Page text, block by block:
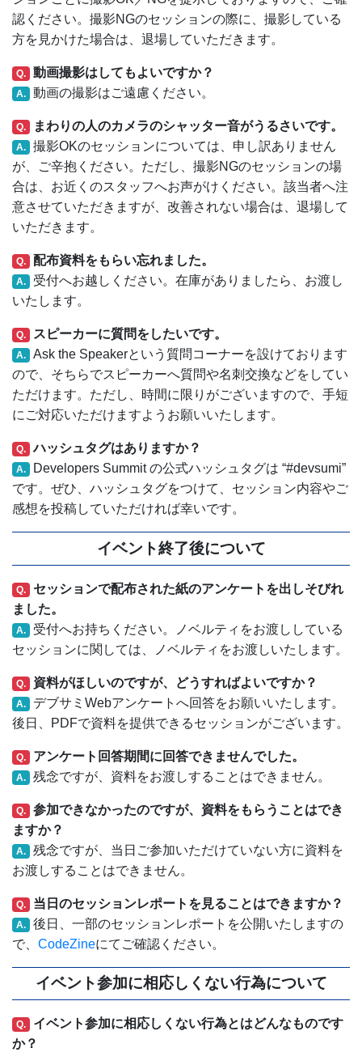
認ください。撮影NGのセッションの際に、撮影している
方を見かけた場合は、退場していただきます。
Q. 動画撮影はしてもよいですか？
A. 動画の撮影はご遠慮ください。
Q. まわりの人のカメラのシャッター音がうるさいです。
A. 撮影OKのセッションについては、申し訳ありません
が、ご辛抱ください。ただし、撮影NGのセッションの場
合は、お近くのスタッフへお声がけください。該当者へ注
意させていただきますが、改善されない場合は、退場して
いただきます。
Q. 配布資料をもらい忘れました。
A. 受付へお越しください。在庫がありましたら、お渡し
いたします。
Q. スピーカーに質問をしたいです。
A. Ask the Speakerという質問コーナーを設けております
ので、そちらでスピーカーへ質問や名刺交換などをしてい
ただけます。ただし、時間に限りがございますので、手短
にご対応いただけますようお願いいたします。
Q. ハッシュタグはありますか？
A. Developers Summit の公式ハッシュタグは “#devsumi”
です。ぜひ、ハッシュタグをつけて、セッション内容やご
感想を投稿していただければ幸いです。
イベント終了後について
Q.
セッションで配布された紙のアンケートを出しそびれ
ました。
A. 受付へお持ちください。ノベルティをお渡ししている
セッションに関しては、ノベルティをお渡しいたします。
Q. 資料がほしいのですが、どうすればよいですか？
A. デブサミWebアンケートへ回答をお願いいたします。
後日、PDFで資料を提供できるセッションがございます。
Q. アンケート回答期間に回答できませんでした。
A. 残念ですが、資料をお渡しすることはできません。
Q.
参加できなかったのですが、資料をもらうことはでき
ますか？
A. 残念ですが、当日ご参加いただけていない方に資料を
お渡しすることはできません。
Q. 当日のセッションレポートを見ることはできますか？
A. 後日、一部のセッションレポートを公開いたしますの
で、 CodeZineにてご確認ください。
イベント参加に相応しくない行為について
Q.
イベント参加に相応しくない行為とはどんなものです
か？